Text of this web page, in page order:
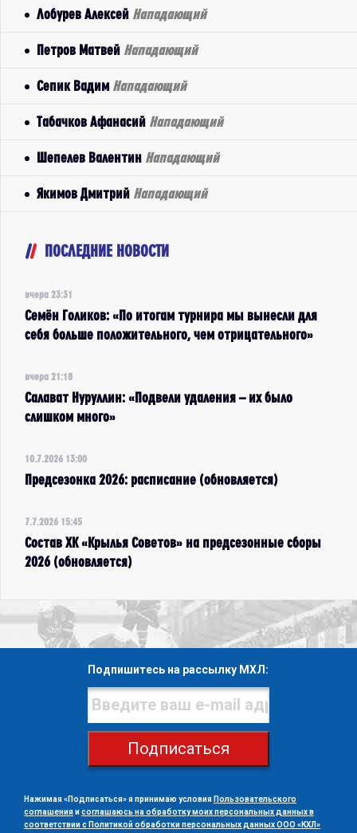
Лобурев Алексей Нападающий
Петров Матвей Нападающий
Сепик Вадим Нападающий
Табачков Афанасий Нападающий
Шепелев Валентин Нападающий
Якимов Дмитрий Нападающий
ПОСЛЕДНИЕ НОВОСТИ
вчера 23:31
Семён Голиков: «По итогам турнира мы вынесли для
себя больше положительного, чем отрицательного»
вчера 21:18
Салават Нуруллин: «Подвели удаления – их было
слишком много»
10.7.2026 13:00
Предсезонка 2026: расписание (обновляется)
7.7.2026 15:45
Состав ХК «Крылья Советов» на предсезонные сборы
2026 (обновляется)
Подпишитесь на рассылку МХЛ:
Подписаться
Нажимая «Подписаться» я принимаю условия Пользовательского
соглашенияисоглашаюсь на обработку моих персональных данных в
соответствии с Политикой обработки персональных данных ООО «КХЛ»